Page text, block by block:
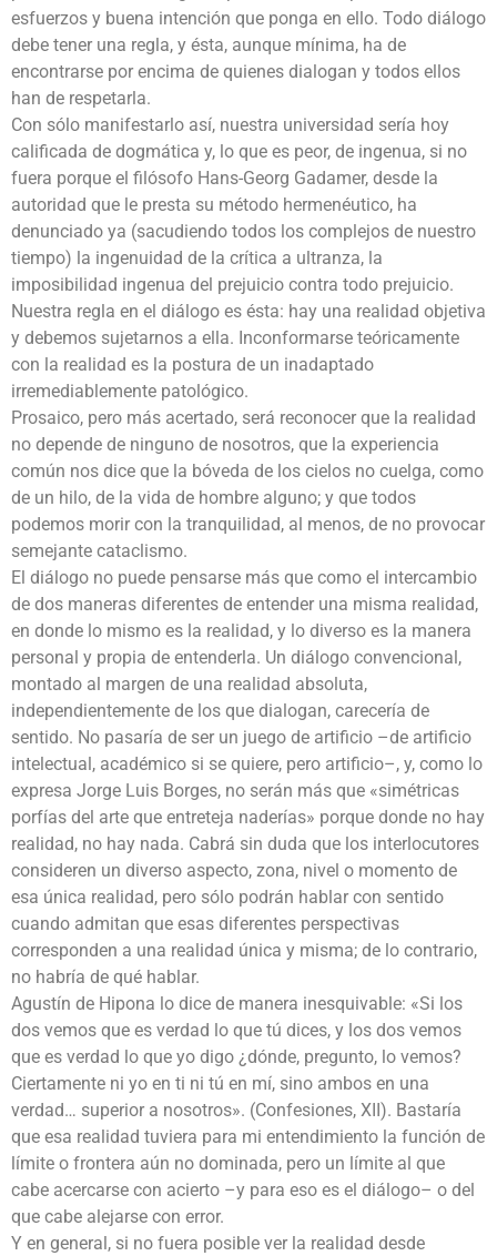
esfuerzos y buena intención que ponga en ello. Todo diálogo
debe tener una regla, y ésta, aunque mínima, ha de
encontrarse por encima de quienes dialogan y todos ellos
han de respetarla.
Con sólo manifestarlo así, nuestra universidad sería hoy
calificada de dogmática y, lo que es peor, de ingenua, si no
fuera porque el filósofo Hans-Georg Gadamer, desde la
autoridad que le presta su método hermenéutico, ha
denunciado ya (sacudiendo todos los complejos de nuestro
tiempo) la ingenuidad de la crítica a ultranza, la
imposibilidad ingenua del prejuicio contra todo prejuicio.
Nuestra regla en el diálogo es ésta: hay una realidad objetiva
y debemos sujetarnos a ella. Inconformarse teóricamente
con la realidad es la postura de un inadaptado
irremediablemente patológico.
Prosaico, pero más acertado, será reconocer que la realidad
no depende de ninguno de nosotros, que la experiencia
común nos dice que la bóveda de los cielos no cuelga, como
de un hilo, de la vida de hombre alguno; y que todos
podemos morir con la tranquilidad, al menos, de no provocar
semejante cataclismo.
El diálogo no puede pensarse más que como el intercambio
de dos maneras diferentes de entender una misma realidad,
en donde lo mismo es la realidad, y lo diverso es la manera
personal y propia de entenderla. Un diálogo convencional,
montado al margen de una realidad absoluta,
independientemente de los que dialogan, carecería de
sentido. No pasaría de ser un juego de artificio –de artificio
intelectual, académico si se quiere, pero artificio–, y, como lo
expresa Jorge Luis Borges, no serán más que «simétricas
porfías del arte que entreteja naderías» porque donde no hay
realidad, no hay nada. Cabrá sin duda que los interlocutores
consideren un diverso aspecto, zona, nivel o momento de
esa única realidad, pero sólo podrán hablar con sentido
cuando admitan que esas diferentes perspectivas
corresponden a una realidad única y misma; de lo contrario,
no habría de qué hablar.
Agustín de Hipona lo dice de manera inesquivable: «Si los
dos vemos que es verdad lo que tú dices, y los dos vemos
que es verdad lo que yo digo ¿dónde, pregunto, lo vemos?
Ciertamente ni yo en ti ni tú en mí, sino ambos en una
verdad… superior a nosotros». (Confesiones, XII). Bastaría
que esa realidad tuviera para mi entendimiento la función de
límite o frontera aún no dominada, pero un límite al que
cabe acercarse con acierto –y para eso es el diálogo– o del
que cabe alejarse con error.
Y en general, si no fuera posible ver la realidad desde